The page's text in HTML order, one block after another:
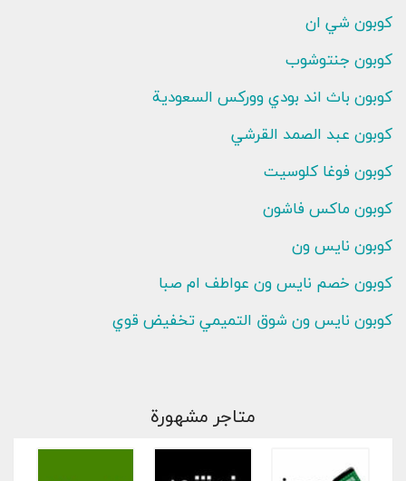
كوبون شي ان
كوبون جنتوشوب
كوبون باث اند بودي ووركس السعودية
كوبون عبد الصمد القرشي
كوبون فوغا كلوسيت
كوبون ماكس فاشون
كوبون نايس ون
كوبون خصم نايس ون عواطف ام صبا
كوبون نايس ون شوق التميمي تخفيض قوي
متاجر مشهورة